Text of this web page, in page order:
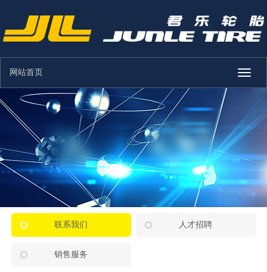
Toggle
网站首页
联系我们 人才招聘
销售服务